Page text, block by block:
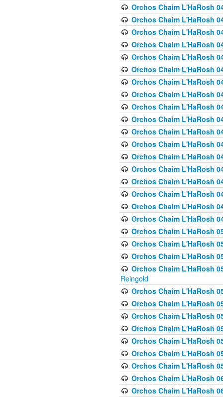
Orchos Chaim L'HaRosh
Orchos Chaim L'HaRosh
Orchos Chaim L'HaRosh
Orchos Chaim L'HaRosh
Orchos Chaim L'HaRosh
Orchos Chaim L'HaRosh
Orchos Chaim L'HaRosh
Orchos Chaim L'HaRosh
Orchos Chaim L'HaRosh
Orchos Chaim L'HaRosh
Orchos Chaim L'HaRosh
Orchos Chaim L'HaRosh
Orchos Chaim L'HaRosh
Orchos Chaim L'HaRosh
Orchos Chaim L'HaRosh
Orchos Chaim L'HaRosh
Orchos Chaim L'HaRosh
Orchos Chaim L'HaRosh
Orchos Chaim L'HaRosh
Orchos Chaim L'HaRosh
Orchos Chaim L'HaRosh
Orchos Chaim L'HaRosh
Reingold
Orchos Chaim L'HaRosh
Orchos Chaim L'HaRosh
Orchos Chaim L'HaRosh
Orchos Chaim L'HaRosh
Orchos Chaim L'HaRosh
Orchos Chaim L'HaRosh
Orchos Chaim L'HaRosh
Orchos Chaim L'HaRosh
Orchos Chaim L'HaRosh